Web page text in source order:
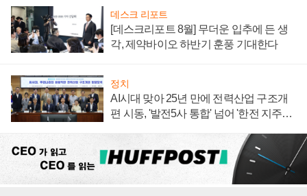
데스크 리포트
[데스크리포트 8월] 무더운 입추에 든 생
각, 제약바이오 하반기 훈풍 기대한다
정치
AI시대 맞아 25년 만에 전력산업 구조개
편 시동, '발전5사 통합' 넘어 '한전 지주사'